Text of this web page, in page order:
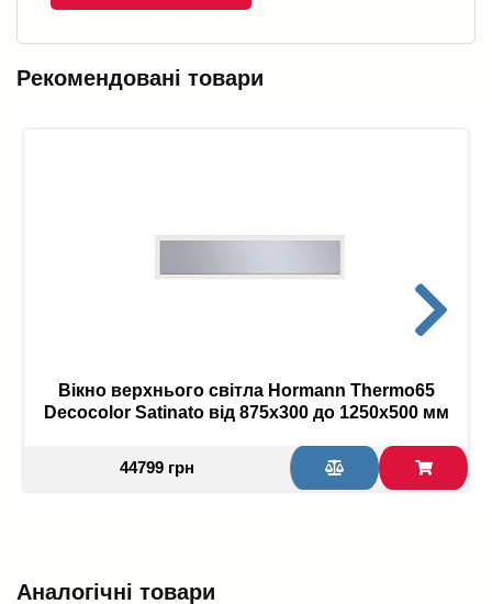
Рекомендовані товари
Вікно верхнього світла Hormann Thermo65
Decocolor Satinato від 875x300 до 1250x500 мм
44799 грн
Аналогічні товари